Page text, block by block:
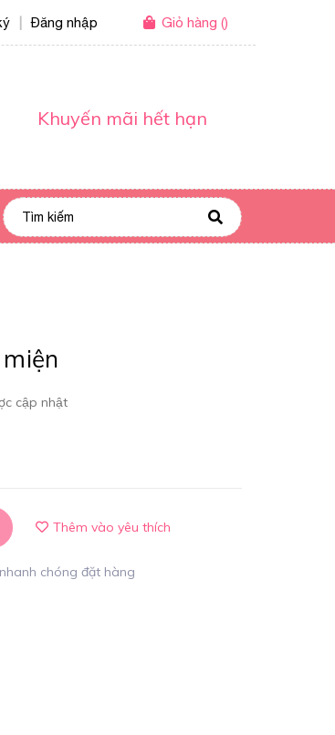
Đăng nhập Giỏ hàng ()
Khuyến mãi hết hạn
cập nhật
Thêm vào yêu thích
chóng đặt hàng